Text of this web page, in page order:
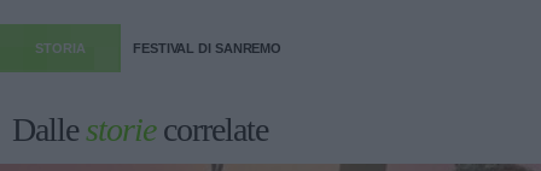
STORIA FESTIVAL DI SANREMO
Dallestoriecorrelate